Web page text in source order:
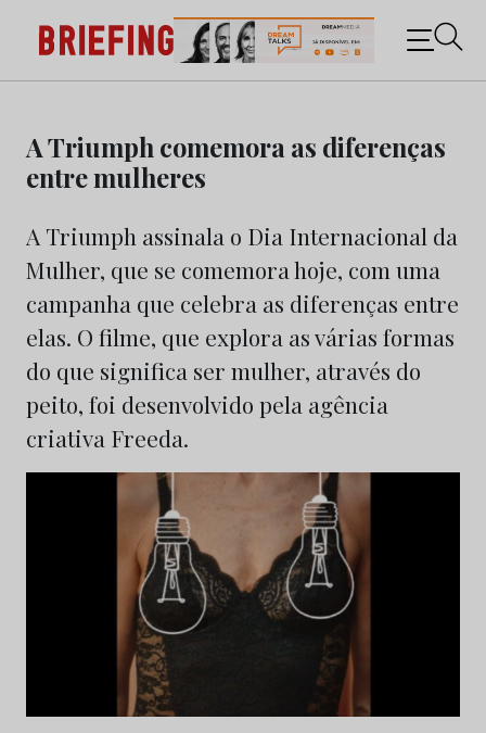
content
Briefing: Todas as notícias sobre os negócios do
Marketing e da Publicidade
A Triumph comemora as diferenças
entre mulheres
A Triumph assinala o Dia Internacional da
Mulher, que se comemora hoje, com uma
campanha que celebra as diferenças entre
elas. O filme, que explora as várias formas
do que significa ser mulher, através do
peito, foi desenvolvido pela agência
criativa Freeda.